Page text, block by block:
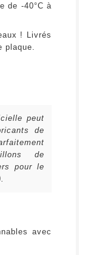
de -40°C à
! Livrés
peut
de
de
pour le
avec